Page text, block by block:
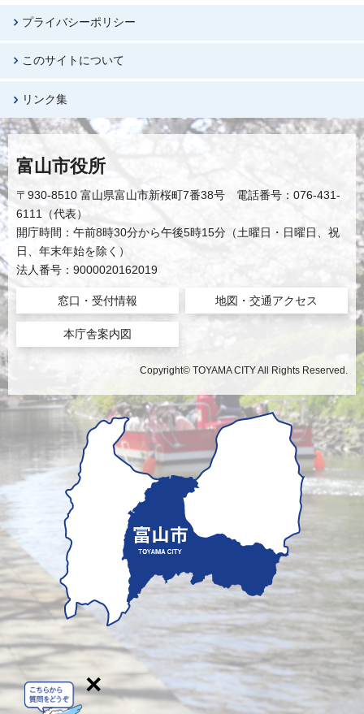
プライバシーポリシー
このサイトについて
リンク集
富山市役所
〒930-8510 富山県富山市新桜町7番38号 電話番号：076-431-
6111（代表）
開庁時間：午前8時30分から午後5時15分（土曜日・日曜日、祝
日、年末年始を除く）
法人番号：9000020162019
窓口・受付情報 地図・交通アクセス
本庁舎案内図
Copyright© TOYAMA CITY All Rights Reserved.
×